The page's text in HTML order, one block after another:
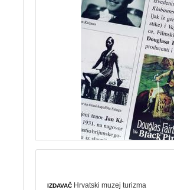
IZDAVAČ Hrvatski muzej turizma